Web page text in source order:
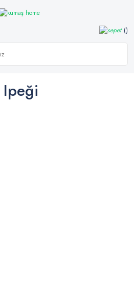
Ipeği